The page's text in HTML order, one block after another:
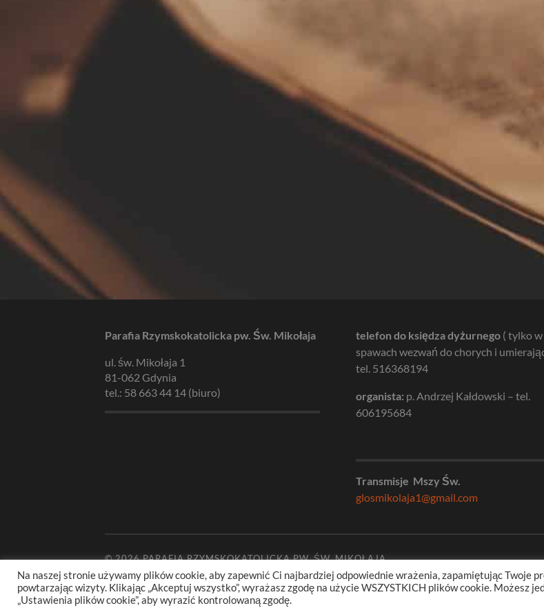
Parafia Rzymskokatolicka pw. Św. Mikołaja
ul. św. Mikołaja 1
81-062 Gdynia
tel.: 58 663 44 14 (biuro)
telefon do księdza dyżurnego ( tylko w
spawach wezwań do chorych i
tel. 516368194
organista: p. Andrzej Kałdowski – tel.
606195684
Transmisje Mszy Św.
glosmikolaja1@gmail.com
© 2026PARAFIA RZYMSKOKATOLICKA PW. ŚW. MIKOŁAJA
Na naszej stronie używamy plików cookie, aby zapewnić Ci najbardziej odpowiednie wrażenia, zapamiętując Twoje
powtarzając wizyty. Klikając „Akceptuj wszystko”, wyrażasz zgodę na użycie WSZYSTKICH plików cookie. Możesz
„Ustawienia plików cookie”, aby wyrazić kontrolowaną zgodę.